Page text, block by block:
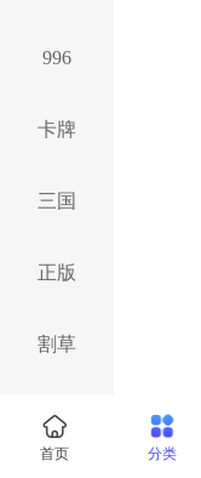
996
卡牌
三国
正版
割草
仙侠
首页 分类